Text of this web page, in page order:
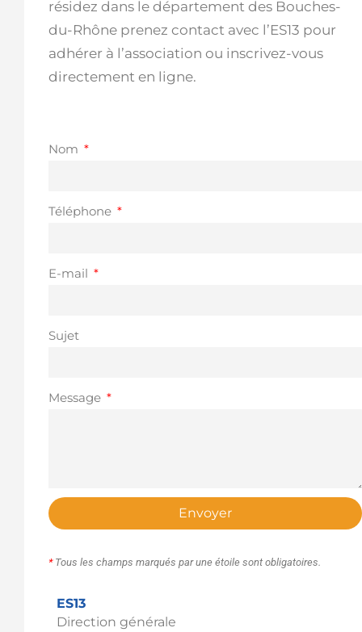
résidez dans le département des Bouches-
du-Rhône prenez contact avec l’ES13 pour
adhérer à l’association ou inscrivez-vous
directement en ligne.
Nom
Téléphone
E-mail
Sujet
Message
Envoyer
*Tous les champs marqués par une étoile sont obligatoires.
ES13
Direction générale